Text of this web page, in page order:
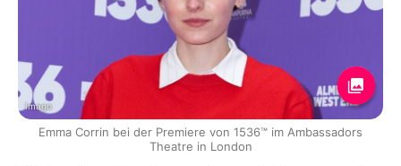
Imago
Emma Corrin bei der Premiere von 1536™ im Ambassadors
Theatre in London